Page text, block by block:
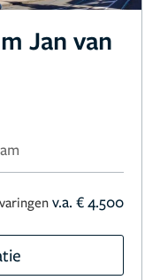
Jan van
v.a. € 4.500